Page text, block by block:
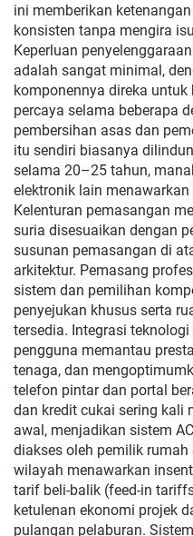
ini memberikan
konsisten tanpa mengira
Keperluan
adalah sangat minimal,
komponennya direka untuk
percaya selama beberapa
pembersihan asas dan
itu sendiri biasanya
selama 20–25 tahun,
elektronik lain
Kelenturan pemasangan
suria disesuaikan dengan
susunan pemasangan di
arkitektur. Pemasang
sistem dan pemilihan
penyejukan khusus serta
tersedia. Integrasi
pengguna memantau
tenaga, dan
telefon pintar dan portal
dan kredit cukai sering kali
awal, menjadikan sistem
diakses oleh pemilik
wilayah menawarkan
tarif beli-balik (feed-in
ketulenan ekonomi projek
pulangan pelaburan.